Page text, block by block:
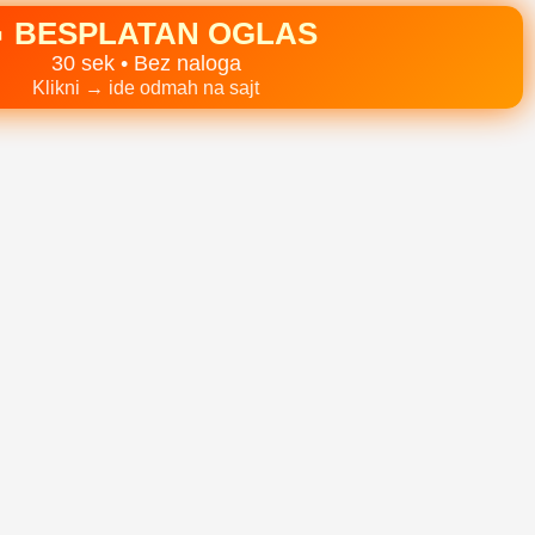
BESPLATAN OGLAS
30 sek • Bez naloga
Klikni → ide odmah na sajt